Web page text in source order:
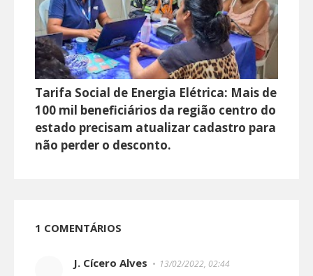
Tarifa Social de Energia Elétrica: Mais de
100 mil beneficiários da região centro do
estado precisam atualizar cadastro para
não perder o desconto.
1 COMENTÁRIOS
J. Cícero Alves 13/02/2022, 02:44